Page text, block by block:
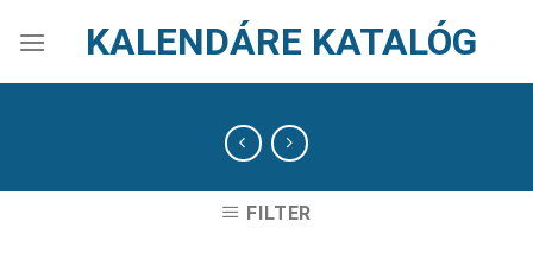
KALENDÁRE KATALÓG
FILTER